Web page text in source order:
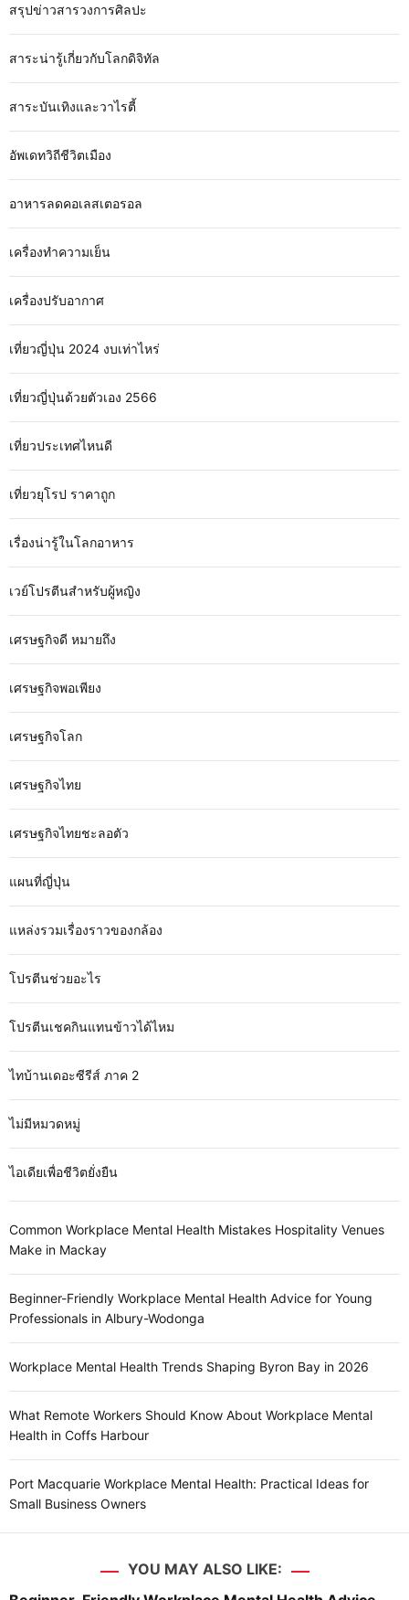
สรุปข่าวสารวงการศิลปะ
สาระน่ารู้เกี่ยวกับโลกดิจิทัล
สาระบันเทิงและวาไรตี้
อัพเดทวิถีชีวิตเมือง
อาหารลดคอเลสเตอรอล
เครื่องทำความเย็น
เครื่องปรับอากาศ
เที่ยวญี่ปุ่น 2024 งบเท่าไหร่
เที่ยวญี่ปุ่นด้วยตัวเอง 2566
เที่ยวประเทศไหนดี
เที่ยวยุโรป ราคาถูก
เรื่องน่ารู้ในโลกอาหาร
เวย์โปรตีนสำหรับผู้หญิง
เศรษฐกิจดี หมายถึง
เศรษฐกิจพอเพียง
เศรษฐกิจโลก
เศรษฐกิจไทย
เศรษฐกิจไทยชะลอตัว
แผนที่ญี่ปุ่น
แหล่งรวมเรื่องราวของกล้อง
โปรตีนช่วยอะไร
โปรตีนเชคกินแทนข้าวได้ไหม
ไทบ้านเดอะซีรีส์ ภาค 2
ไม่มีหมวดหมู่
ไอเดียเพื่อชีวิตยั่งยืน
Common Workplace Mental Health Mistakes Hospitality Venues
Make in Mackay
Beginner-Friendly Workplace Mental Health Advice for Young
Professionals in Albury-Wodonga
Workplace Mental Health Trends Shaping Byron Bay in 2026
What Remote Workers Should Know About Workplace Mental
Health in Coffs Harbour
Port Macquarie Workplace Mental Health: Practical Ideas for
Small Business Owners
YOU MAY ALSO LIKE: